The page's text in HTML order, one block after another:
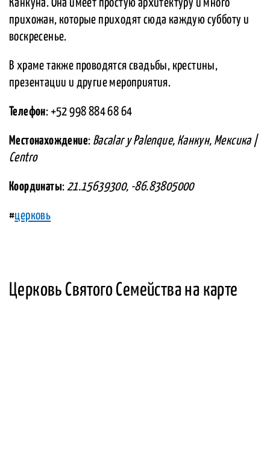
Канкуна. Она имеет простую архитектуру и много
прихожан, которые приходят сюда каждую субботу и
воскресенье.
В храме также проводятся свадьбы, крестины,
презентации и другие мероприятия.
Телефон: +52 998 884 68 64
Местонахождение: Bacalar y Palenque, Канкун, Мексика |
Centro
Координаты: 21.15639300, -86.83805000
#церковь
Церковь Святого Семейства на карте